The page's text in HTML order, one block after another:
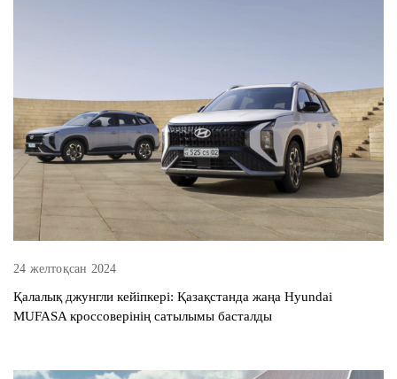
24 желтоқсан 2024
Қалалық джунгли кейіпкері: Қазақстанда жаңа Hyundai
MUFASA кроссоверінің сатылымы басталды